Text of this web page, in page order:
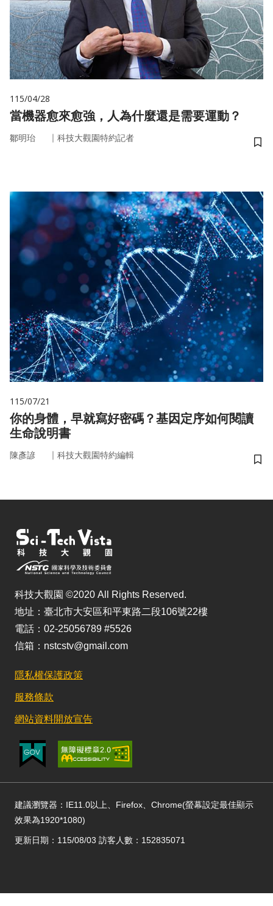
115/04/28
當機器愈來愈強，人為什麼還是需要運動？
鄒明珆 ｜ 科技大觀園特約記者
儲
115/07/21
你的身體，早就寫好密碼？基因定序如何閱讀
生命說明書
陳彥諺 ｜ 科技大觀園特約編輯
儲
科技大觀園 ©2020 All Rights Reserved.
地址：臺北市大安區和平東路二段106號22樓
電話：02-25056789 #5526
信箱：nstcstv@gmail.com
隱私權保護政策
服務條款
網站資料開放宣告
建議瀏覽器：IE11.0以上、Firefox、Chrome(螢幕設定最佳顯示
效果為1920*1080)
更新日期：115/08/03 訪客人數：152835071